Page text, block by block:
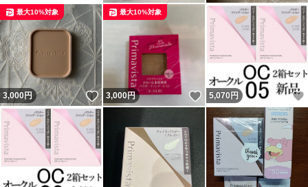
3,000円 いいね！
最大10%対象
3,000円 いいね！
最大10%対象
5,070 円